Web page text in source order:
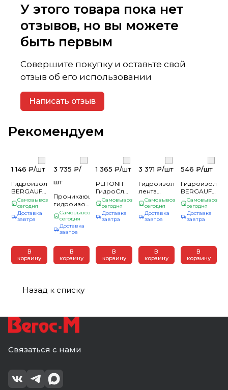
У этого товара пока нет
отзывов, но вы можете
быть первым
Совершите покупку и оставьте свой
отзыв об его использовании
Написать отзыв
Рекомендуем
1 146 ₽/шт
Гидроизоляция
BERGAUF
Hydrostop
20кг (64)
Самовывоз
сегодня
Доставка
завтра
В
корзину
3 735 ₽/
шт
Проникающая
гидроизоляция
Bergauf
Hydro Filler,
20 кг (1/24)
Самовывоз
сегодня
Доставка
завтра
В
корзину
1 365 ₽/шт
PLITONIT
ГидроСлой
(ГидроСтена)
20 кг
гидроизоляция
жесткая
Самовывоз
сегодня
Доставка
завтра
В
корзину
3 371 ₽/шт
Гидроизоляционнная
лента
готовая к
применению
Hydro roller,
4 кг (1/96)
Самовывоз
сегодня
Доставка
завтра
В
корзину
546 ₽/шт
BERGAUF
Hydrostop
5кг (108)
Самовывоз
сегодня
Доставка
завтра
В
корзину
Назад к списку
Связаться с нами